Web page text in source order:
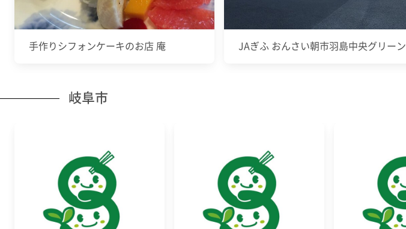
手作りシフォンケーキのお店 庵 JAぎふ おんさい朝市羽島中央グリーン
岐阜市